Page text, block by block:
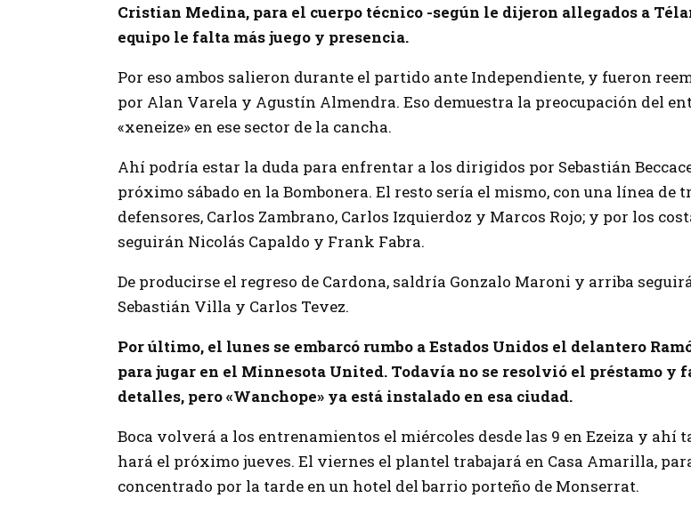
Cristian Medina, para el cuerpo técnico -según le dijeron allegados a
equipo le falta más juego y presencia.
Por eso ambos salieron durante el partido ante Independiente, y fueron
por Alan Varela y Agustín Almendra. Eso demuestra la preocupación del
«xeneize» en ese sector de la cancha.
Ahí podría estar la duda para enfrentar a los dirigidos por Sebastián
próximo sábado en la Bombonera. El resto sería el mismo, con una línea de
defensores, Carlos Zambrano, Carlos Izquierdoz y Marcos Rojo; y por los
seguirán Nicolás Capaldo y Frank Fabra.
De producirse el regreso de Cardona, saldría Gonzalo Maroni y arriba
Sebastián Villa y Carlos Tevez.
Por último, el lunes se embarcó rumbo a Estados Unidos el delantero
para jugar en el Minnesota United. Todavía no se resolvió el préstamo y
detalles, pero «Wanchope» ya está instalado en esa ciudad.
Boca volverá a los entrenamientos el miércoles desde las 9 en Ezeiza y ahí
hará el próximo jueves. El viernes el plantel trabajará en Casa Amarilla,
concentrado por la tarde en un hotel del barrio porteño de Monserrat.